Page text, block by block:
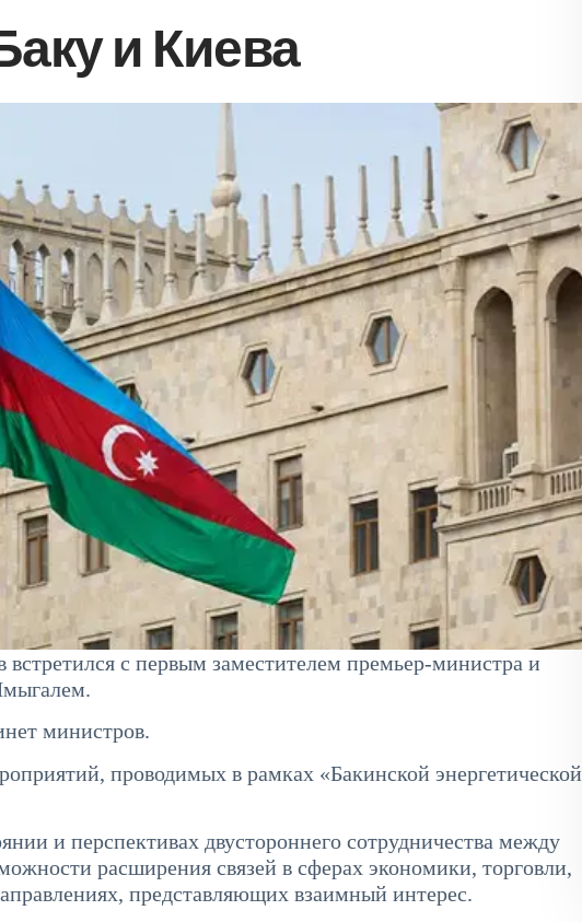
и Киева
с первым заместителем премьер-министра и
министров.
проводимых в рамках «Бакинской энергетической
и перспективах двустороннего сотрудничества между
расширения связей в сферах экономики, торговли,
представляющих взаимный интерес.